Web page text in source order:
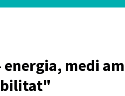
energia, medi